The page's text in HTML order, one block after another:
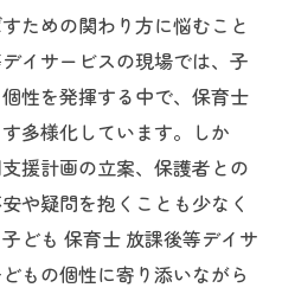
ための関わり方に悩むこと
イサービスの現場では、子
性を発揮する中で、保育士
多様化しています。しか
援計画の立案、保護者との
や疑問を抱くことも少なく
ども 保育士 放課後等デイサ
もの個性に寄り添いながら